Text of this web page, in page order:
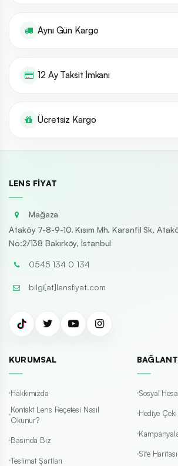
Aynı Gün Kargo
12 Ay Taksit İmkanı
Ücretsiz Kargo
LENS FIYAT
Mağaza
Ataköy 7-8-9-10. Kısım Mh. Karanfil Sk,
No:2/138 Bakırköy, İstanbul
0545 134 0 134
bilgi[at]lensfiyat.com
KURUMSAL
Hakkımızda
Kontakt Lens Reçetesi Nasıl
Okunur?
Basında Biz
Teslimat Şartları
Sosyal
Hediye Çeki
Site Haritası